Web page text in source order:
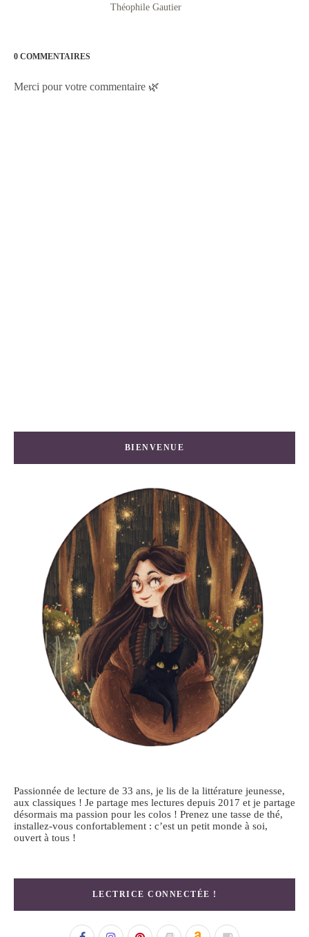
Théophile Gautier
0 COMMENTAIRES
Merci pour votre commentaire 🌿
BIENVENUE
Passionnée de lecture de 33 ans, je lis de la littérature jeunesse,
aux classiques ! Je partage mes lectures depuis 2017 et je partage
désormais ma passion pour les colos ! Prenez une tasse de thé,
installez-vous confortablement : c’est un petit monde à soi,
ouvert à tous !
LECTRICE CONNECTÉE !